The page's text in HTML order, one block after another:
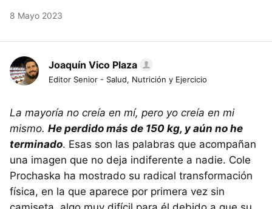
8 Mayo 2023
Joaquín Vico Plaza
Editor Senior - Salud, Nutrición y Ejercicio
La mayoría no creía en mí, pero yo creía en mi
mismo. He perdido más de 150 kg, y aún no he
terminado. Esas son las palabras que acompañan
una imagen que no deja indiferente a nadie. Cole
Prochaska ha mostrado su radical transformación
física, en la que aparece por primera vez sin